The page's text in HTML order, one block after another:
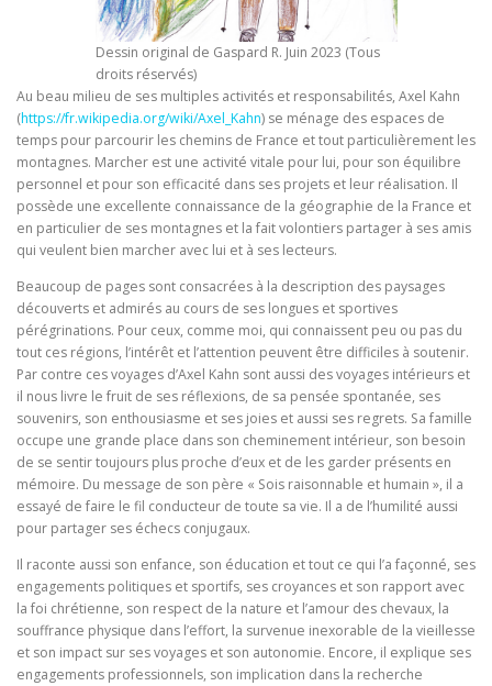
Dessin original de Gaspard R. Juin 2023 (Tous
droits réservés)
Au beau milieu de ses multiples activités et responsabilités, Axel Kahn
(https://fr.wikipedia.org/wiki/Axel_Kahn) se ménage des espaces de
temps pour parcourir les chemins de France et tout particulièrement les
montagnes. Marcher est une activité vitale pour lui, pour son équilibre
personnel et pour son efficacité dans ses projets et leur réalisation. Il
possède une excellente connaissance de la géographie de la France et
en particulier de ses montagnes et la fait volontiers partager à ses amis
qui veulent bien marcher avec lui et à ses lecteurs.
Beaucoup de pages sont consacrées à la description des paysages
découverts et admirés au cours de ses longues et sportives
pérégrinations. Pour ceux, comme moi, qui connaissent peu ou pas du
tout ces régions, l’intérêt et l’attention peuvent être difficiles à soutenir.
Par contre ces voyages d’Axel Kahn sont aussi des voyages intérieurs et
il nous livre le fruit de ses réflexions, de sa pensée spontanée, ses
souvenirs, son enthousiasme et ses joies et aussi ses regrets. Sa famille
occupe une grande place dans son cheminement intérieur, son besoin
de se sentir toujours plus proche d’eux et de les garder présents en
mémoire. Du message de son père « Sois raisonnable et humain », il a
essayé de faire le fil conducteur de toute sa vie. Il a de l’humilité aussi
pour partager ses échecs conjugaux.
Il raconte aussi son enfance, son éducation et tout ce qui l’a façonné, ses
engagements politiques et sportifs, ses croyances et son rapport avec
la foi chrétienne, son respect de la nature et l’amour des chevaux, la
souffrance physique dans l’effort, la survenue inexorable de la vieillesse
et son impact sur ses voyages et son autonomie. Encore, il explique ses
engagements professionnels, son implication dans la recherche